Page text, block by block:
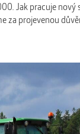
Jak pracuje nový
za projevenou